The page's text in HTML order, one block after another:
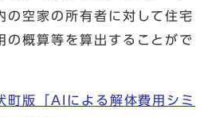
の空家の所有者に対して住宅
の概算等を算出することがで
町版「AIによる解体費用シミ